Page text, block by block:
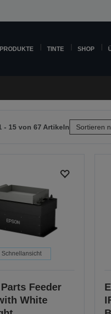
PRODUKTE TINTE SHOP
- 15 von 67 Artikeln Sortieren
Schnellansicht
Feeder
White